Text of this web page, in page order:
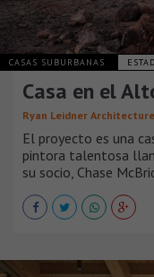
CASAS SUBURBANAS
Casa en el
Ryan Leidner Architecture
El proyecto es una
pintora talentosa
su socio, Chase